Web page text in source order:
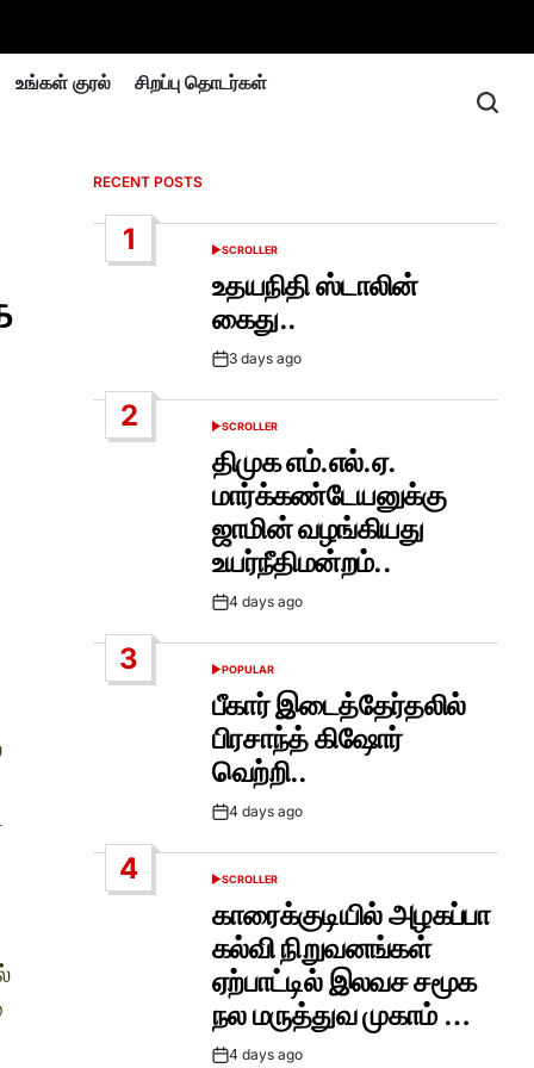
உங்கள் குரல் சிறப்பு தொடர்கள்
RECENT POSTS
1
POSTED
SCROLLER
உதயநிதி ஸ்டாலின்
கைது..
Post3 days ago
2
POSTED
SCROLLER
திமுக எம்.எல்.ஏ.
மார்க்கண்டேயனுக்கு
ஜாமின் வழங்கியது
உயர்நீதிமன்றம்..
Post4 days ago
3
POSTED
POPULAR
பீகார் இடைத்தேர்தலில்
பிரசாந்த் கிஷோர்
வெற்றி..
Post4 days ago
4
POSTED
SCROLLER
காரைக்குடியில் அழகப்பா
கல்வி நிறுவனங்கள்
ஏற்பாட்டில் இலவச சமூக
நல மருத்துவ முகாம் …
Post4 days ago